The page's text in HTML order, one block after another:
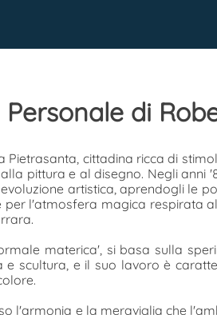
di
cittadina ricca di
pittura e al disegno. Negli anni
artistica, aprendogli le
l'atmosfera magica respirata
materica', si basa sulla
scultura, e il suo lavoro è
l'armonia e la meraviglia che